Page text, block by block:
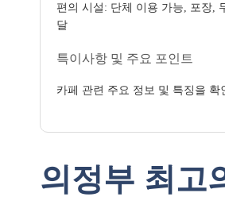
편의 시설: 단체 이용 가능, 포장,
달
특이사항 및 주요 포인트
카페 관련 주요 정보 및 특징을 확
의정부 최고